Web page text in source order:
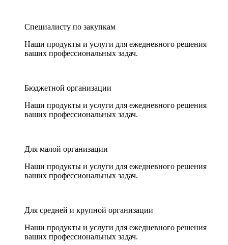
Специалисту по закупкам
Наши продукты и услуги для ежедневного решения
ваших профессиональных задач.
Бюджетной организации
Наши продукты и услуги для ежедневного решения
ваших профессиональных задач.
Для малой организации
Наши продукты и услуги для ежедневного решения
ваших профессиональных задач.
Для средней и крупной организации
Наши продукты и услуги для ежедневного решения
ваших профессиональных задач.